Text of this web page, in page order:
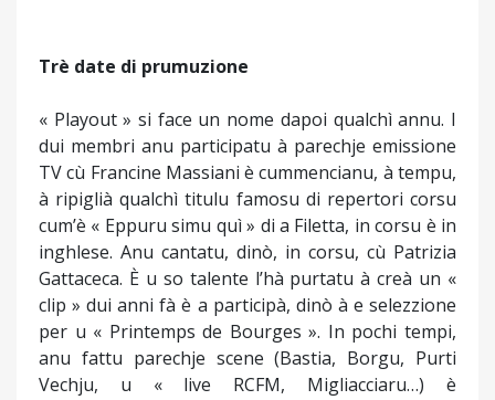
Trè date di prumuzione
« Playout » si face un nome dapoi qualchì annu. I
dui membri anu participatu à parechje emissione
TV cù Francine Massiani è cummencianu, à tempu,
à ripiglià qualchì titulu famosu di repertori corsu
cum’è « Eppuru simu quì » di a Filetta, in corsu è in
inghlese. Anu cantatu, dinò, in corsu, cù Patrizia
Gattaceca. È u so talente l’hà purtatu à creà un «
clip » dui anni fà è a participà, dinò à e selezzione
per u « Printemps de Bourges ». In pochi tempi,
anu fattu parechje scene (Bastia, Borgu, Purti
Vechju, u « live RCFM, Migliacciaru…) è